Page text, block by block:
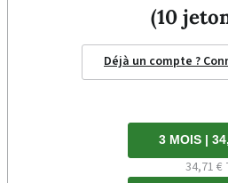
(10
Déjà un compte ?
3 MOIS |
34,71 €